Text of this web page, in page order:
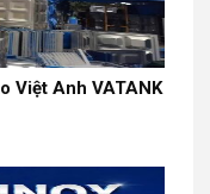
Việt Anh VATANK